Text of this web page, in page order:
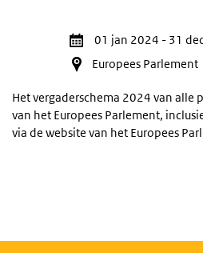
Activiteitendata01 jan 2024 - 31
Europees Parlement
Het vergaderschema 2024 van alle
van het Europees Parlement,
via de website van het Europees